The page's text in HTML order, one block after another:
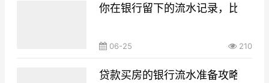
你在银行留下的流水记录，比你想
06-25 210
贷款买房的银行流水准备攻略，你